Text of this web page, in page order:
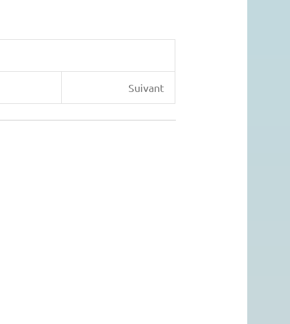
Suivant